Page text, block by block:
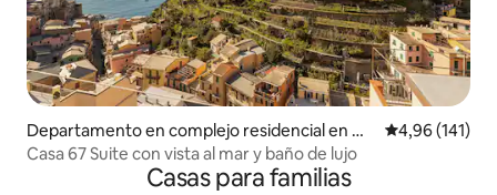
Departamento en complejo residencial en Ma
narola
Calificación
4,96 (141)
Casa 67 Suite con vista al mar y baño de lujo
Casas para familias